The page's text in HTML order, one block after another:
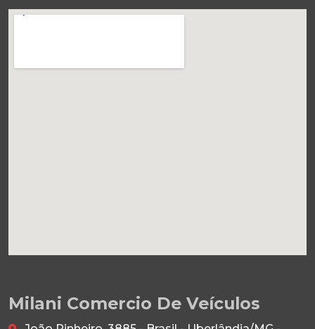
Milani Comercio De Veículos